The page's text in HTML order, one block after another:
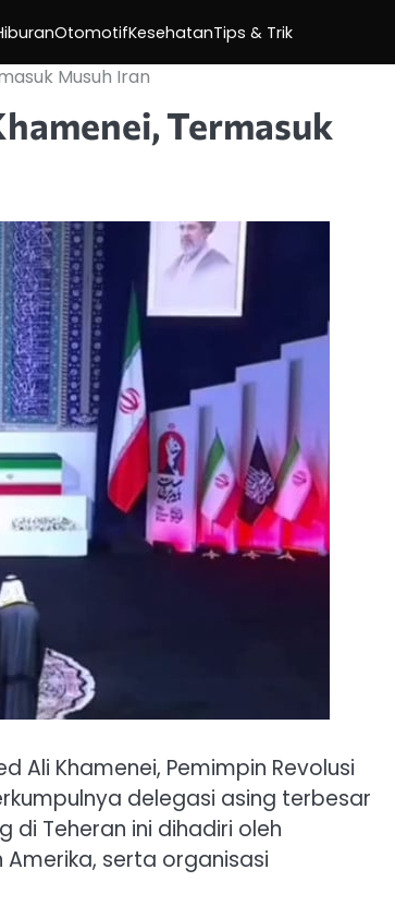
OtomotifKesehatanTips & Trik
Musuh Iran
Termasuk
Ali Khamenei, Pemimpin Revolusi
delegasi asing terbesar
Teheran ini dihadiri oleh
serta organisasi